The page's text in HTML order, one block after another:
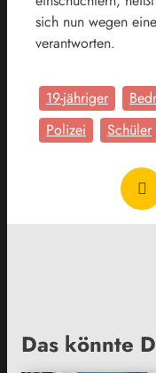
sich nun wegen
verantworten.
19-jähriger
Polizei
Schüler
Das könnte